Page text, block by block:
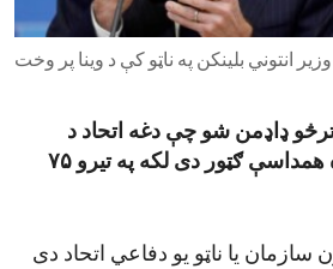
ENVIRONMENT AND HEALTH
IDEALS AND INSTITUTIONS
انتوني بلینکن په ناټو کې د وینا پر وخت
ترڅو ډاډمن شو چې دغه اتحاد د
راتلونکو ۷۵ کلونو لپاره همداسې ګټور دی لکه په تیرو ۷۵
سازمان یا ناټو یو دفاعي اتحاد دی